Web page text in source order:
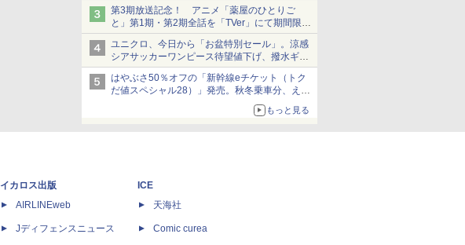
第3期放送記念！ アニメ「薬屋のひとりご
と」第1期・第2期全話を「TVer」にて期間限定
で順次無料配信開始
ユニクロ、今日から「お盆特別セール」。涼感
シアサッカーワンピース待望値下げ、撥水ギア
ショーツは1990円に
はやぶさ50％オフの「新幹線eチケット（トク
だ値スペシャル28）」発売。秋冬乗車分、えき
もっと見る
イカロス出版
AIRLINEweb
Jディフェンスニュース
ICE
天海社
Comic curea